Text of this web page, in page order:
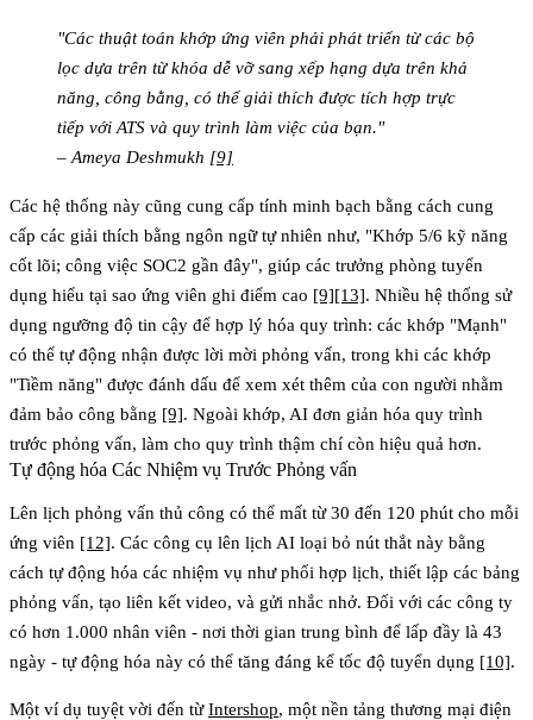
"Các thuật toán khớp ứng viên phải phát triển từ các bộ
lọc dựa trên từ khóa dễ vỡ sang xếp hạng dựa trên khả
năng, công bằng, có thể giải thích được tích hợp trực
tiếp với ATS và quy trình làm việc của bạn."
– Ameya Deshmukh [9]
Các hệ thống này cũng cung cấp tính minh bạch bằng cách cung
cấp các giải thích bằng ngôn ngữ tự nhiên như, "Khớp 5/6 kỹ năng
cốt lõi; công việc SOC2 gần đây", giúp các trưởng phòng tuyển
dụng hiểu tại sao ứng viên ghi điểm cao [9][13]. Nhiều hệ thống sử
dụng ngưỡng độ tin cậy để hợp lý hóa quy trình: các khớp "Mạnh"
có thể tự động nhận được lời mời phỏng vấn, trong khi các khớp
"Tiềm năng" được đánh dấu để xem xét thêm của con người nhằm
đảm bảo công bằng [9]. Ngoài khớp, AI đơn giản hóa quy trình
trước phỏng vấn, làm cho quy trình thậm chí còn hiệu quả hơn.
Tự động hóa Các Nhiệm vụ Trước Phỏng vấn
Lên lịch phỏng vấn thủ công có thể mất từ 30 đến 120 phút cho mỗi
ứng viên [12]. Các công cụ lên lịch AI loại bỏ nút thắt này bằng
cách tự động hóa các nhiệm vụ như phối hợp lịch, thiết lập các bảng
phỏng vấn, tạo liên kết video, và gửi nhắc nhở. Đối với các công ty
có hơn 1.000 nhân viên - nơi thời gian trung bình để lấp đầy là 43
ngày - tự động hóa này có thể tăng đáng kể tốc độ tuyển dụng [10].
Một ví dụ tuyệt vời đến từIntershop, một nền tảng thương mại điện